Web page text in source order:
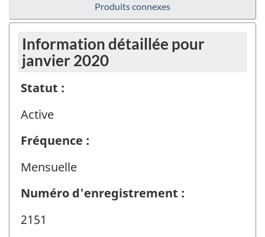
Produits connexes
Information détaillée pour
janvier 2020
Statut :
Active
Fréquence :
Mensuelle
Numéro d'enregistrement :
2151